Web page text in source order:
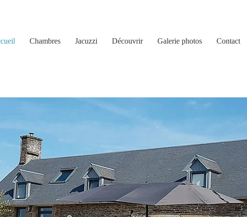
Chambres Jacuzzi Découvrir Galerie photos Contact